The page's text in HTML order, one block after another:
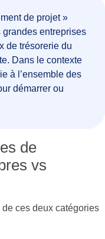
de projet »
entreprises
de trésorerie du
Dans le contexte
à l’ensemble des
démarrer ou
de
vs
de ces deux catégories